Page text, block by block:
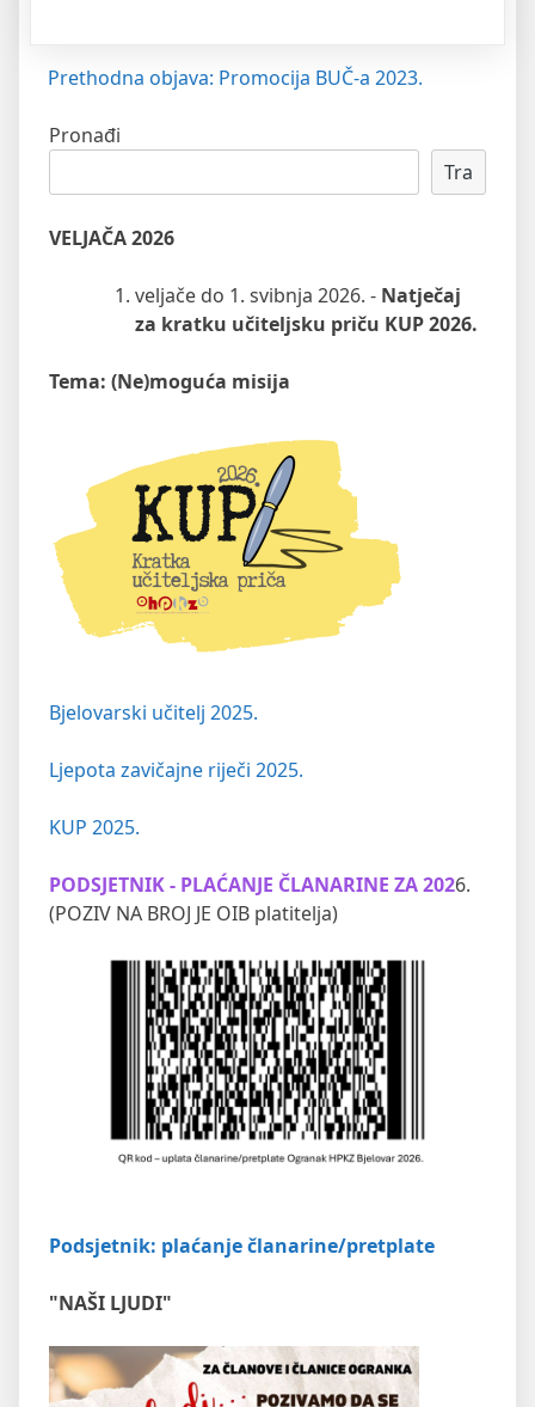
Navigacija
objava
Prethodna objava: Promocija BUČ-a 2023.
Pronađi
Tra
VELJAČA 2026
veljače do 1. svibnja 2026. - Natječaj
za kratku učiteljsku priču KUP 2026.
Tema: (Ne)moguća misija
Bjelovarski učitelj 2025.
Ljepota zavičajne riječi 2025.
KUP 2025.
PODSJETNIK - PLAĆANJE ČLANARINE ZA 2026.
(POZIV NA BROJ JE OIB platitelja)
Podsjetnik: plaćanje članarine/pretplate
"NAŠI LJUDI"